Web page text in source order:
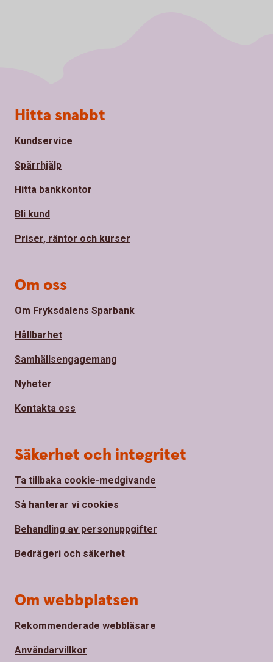
Sidfot
Hitta snabbt
Kundservice
Spärrhjälp
Hitta bankkontor
Bli kund
Priser, räntor och kurser
Om oss
Om Fryksdalens Sparbank
Hållbarhet
Samhällsengagemang
Nyheter
Kontakta oss
Säkerhet och integritet
Ta tillbaka cookie-medgivande
Så hanterar vi cookies
Behandling av personuppgifter
Bedrägeri och säkerhet
Om webbplatsen
Rekommenderade webbläsare
Användarvillkor